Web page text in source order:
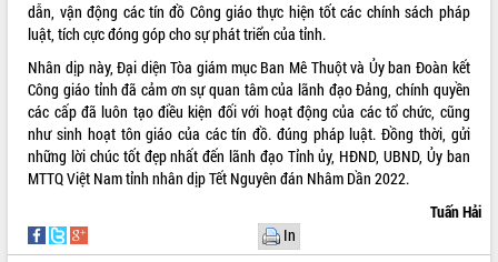
Nam Anh hùng” và trao Huân chương
Lao động
UBND tỉnh Đắk Lắk triển khai nhiệm
vụ 6 tháng cuối năm 2026
Kỳ họp thứ Hai, Hội đồng nhân dân
tỉnh khóa XI quyết nghị nhiều nội dung
quan trọng
cách mạng
ALBUM ẢNH
dẫn, vận động các tín đồ Công giáo thực hiện tốt các chính sách pháp
luật, tích cực đóng góp cho sự phát triển của tỉnh.
Nhân dịp này, Đại diện Tòa giám mục Ban Mê Thuột và Ủy ban Đoàn kết
Công giáo tỉnh đã cảm ơn sự quan tâm của lãnh đạo Đảng, chính quyền
các cấp đã luôn tạo điều kiện đối với hoạt động của các tổ chức, cũng
như sinh hoạt tôn giáo của các tín đồ. đúng pháp luật. Đồng thời, gửi
những lời chúc tốt đẹp nhất đến lãnh đạo Tỉnh ủy, HĐND, UBND, Ủy ban
MTTQ Việt Nam tỉnh nhân dịp Tết Nguyên đán Nhâm Dần 2022.
Tuấn Hải
In